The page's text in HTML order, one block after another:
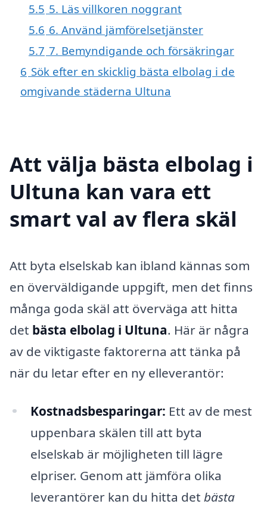
5.5 5. Läs villkoren noggrant
5.6 6. Använd jämförelsetjänster
5.7 7. Bemyndigande och försäkringar
6 Sök efter en skicklig bästa elbolag i de
omgivande städerna Ultuna
Att välja bästa elbolag i
Ultuna kan vara ett
smart val av flera skäl
Att byta elselskab kan ibland kännas som
en överväldigande uppgift, men det finns
många goda skäl att överväga att hitta
det bästa elbolag i Ultuna. Här är några
av de viktigaste faktorerna att tänka på
när du letar efter en ny elleverantör:
Kostnadsbesparingar: Ett av de mest
uppenbara skälen till att byta
elselskab är möjligheten till lägre
elpriser. Genom att jämföra olika
leverantörer kan du hitta det bästa